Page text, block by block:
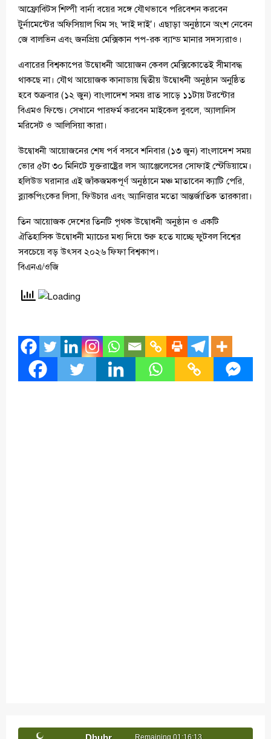
আফ্রোবিটস শিল্পী বার্না বয়ের সঙ্গে যৌথভাবে পরিবেশন করবেন
টুর্নামেন্টের অফিসিয়াল থিম সং ‘দাই দাই’। এছাড়া অনুষ্ঠানে অংশ নেবেন
জে বালভিন এবং জনপ্রিয় মেক্সিকান পপ-রক ব্যান্ড মানার সদস্যরাও।
এবারের বিশ্বকাপের উদ্বোধনী আয়োজন কেবল মেক্সিকোতেই সীমাবদ্ধ
থাকছে না। যৌথ আয়োজক কানাডায় দ্বিতীয় উদ্বোধনী অনুষ্ঠান অনুষ্ঠিত
হবে শুক্রবার (১২ জুন) বাংলাদেশ সময় রাত সাড়ে ১১টায় টরন্টোর
বিএমও ফিল্ডে। সেখানে পারফর্ম করবেন মাইকেল বুবলে, অ্যালানিস
মরিসেট ও আলিসিয়া কারা।
উদ্বোধনী আয়োজনের শেষ পর্ব বসবে শনিবার (১৩ জুন) বাংলাদেশ সময়
ভোর ৫টা ৩০ মিনিটে যুক্তরাষ্ট্রের লস অ্যাঞ্জেলেসের সোফাই স্টেডিয়ামে।
হলিউড ঘরানার এই জাঁকজমকপূর্ণ অনুষ্ঠানে মঞ্চ মাতাবেন ক্যাটি পেরি,
ব্ল্যাকপিংকের লিসা, ফিউচার এবং অ্যানিত্তার মতো আন্তর্জাতিক তারকারা।
তিন আয়োজক দেশের তিনটি পৃথক উদ্বোধনী অনুষ্ঠান ও একটি
ঐতিহাসিক উদ্বোধনী ম্যাচের মধ্য দিয়ে শুরু হতে যাচ্ছে ফুটবল বিশ্বের
সবচেয়ে বড় উৎসব ২০২৬ ফিফা বিশ্বকাপ।
বিএনএ/ওজি